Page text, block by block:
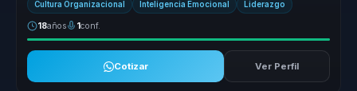
Cultura Organizacional Inteligencia Emocional Liderazgo
18años 1conf.
Cotizar Ver Perfil